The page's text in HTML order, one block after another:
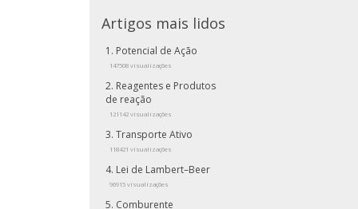
Artigos mais lidos
Potencial de Ação
147508 visualizações
Reagentes e Produtos
de reação
121142 visualizações
Transporte Ativo
118421 visualizações
Lei de Lambert–Beer
96915 visualizações
Comburente